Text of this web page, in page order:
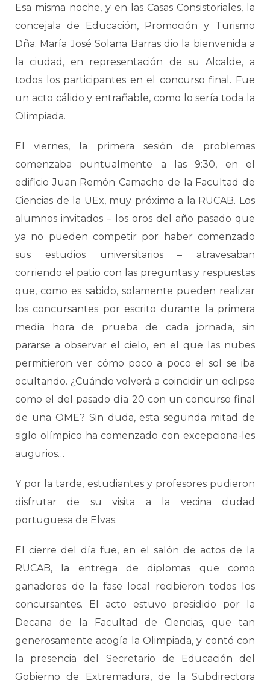
Esa misma noche, y en las Casas Consistoriales, la
concejala de Educación, Promoción y Turismo
Dña. María José Solana Barras dio la bienvenida a
la ciudad, en representación de su Alcalde, a
todos los participantes en el concurso final. Fue
un acto cálido y entrañable, como lo sería toda la
Olimpiada.
El viernes, la primera sesión de problemas
comenzaba puntualmente a las 9:30, en el
edificio Juan Remón Camacho de la Facultad de
Ciencias de la UEx, muy próximo a la RUCAB. Los
alumnos invitados – los oros del año pasado que
ya no pueden competir por haber comenzado
sus estudios universitarios – atravesaban
corriendo el patio con las preguntas y respuestas
que, como es sabido, solamente pueden realizar
los concursantes por escrito durante la primera
media hora de prueba de cada jornada, sin
pararse a observar el cielo, en el que las nubes
permitieron ver cómo poco a poco el sol se iba
ocultando. ¿Cuándo volverá a coincidir un eclipse
como el del pasado día 20 con un concurso final
de una OME? Sin duda, esta segunda mitad de
siglo olímpico ha comenzado con excepciona-les
augurios…
Y por la tarde, estudiantes y profesores pudieron
disfrutar de su visita a la vecina ciudad
portuguesa de Elvas.
El cierre del día fue, en el salón de actos de la
RUCAB, la entrega de diplomas que como
ganadores de la fase local recibieron todos los
concursantes. El acto estuvo presidido por la
Decana de la Facultad de Ciencias, que tan
generosamente acogía la Olimpiada, y contó con
la presencia del Secretario de Educación del
Gobierno de Extremadura, de la Subdirectora